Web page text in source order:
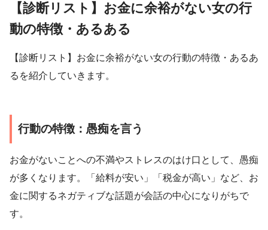
【診断リスト】お金に余裕がない女の行
動の特徴・あるある
【診断リスト】お金に余裕がない女の行動の特徴・あるあ
るを紹介していきます。
行動の特徴：愚痴を言う
お金がないことへの不満やストレスのはけ口として、愚痴
が多くなります。「給料が安い」「税金が高い」など、お
金に関するネガティブな話題が会話の中心になりがちで
す。